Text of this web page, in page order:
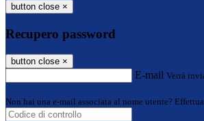
button close ×
Recupero password
button close ×
E-mail Verrà
Non hai una e-mail associata al nome utente?